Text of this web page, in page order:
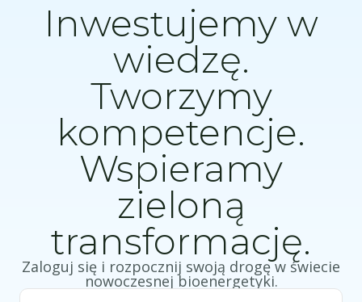
Inwestujemy w
wiedzę.
Tworzymy
kompetencje.
Wspieramy
zieloną
transformację.
Zaloguj się i rozpocznij swoją drogę w świecie
nowoczesnej bioenergetyki.